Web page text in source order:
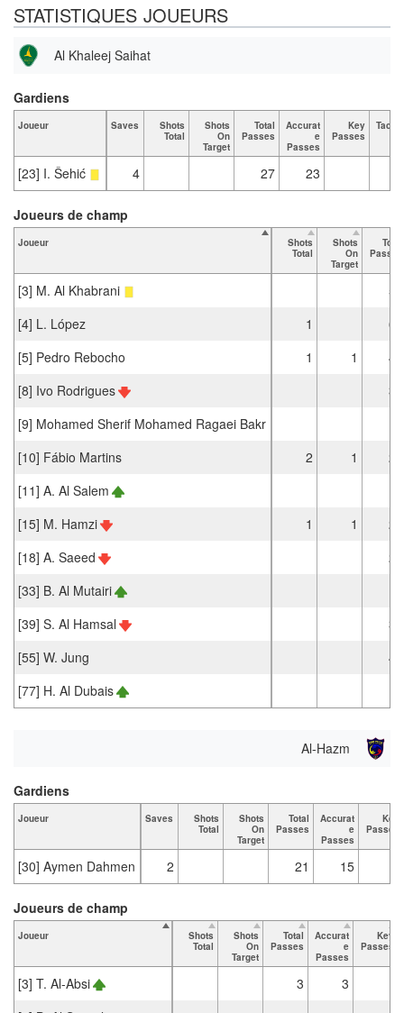
STATISTIQUES JOUEURS
Al Khaleej Saihat
Joueur Saves
Shots
Total
Shots
On
Target
Total
Passes
Accurat
e
Passes
Key
Passes
[23] I. Šehić 4 27 23
Gardiens
Joueur
Shots
Total
Shots
On
Target
Total
Passes
[3] M. Al Khabrani
55
[4] L. López
1
63
[5] Pedro Rebocho
1 1
42
[8] Ivo Rodrigues
39
[9] Mohamed Sherif Mohamed Ragaei Bakr
[10] Fábio Martins
2 1
26
[11] A. Al Salem
[15] M. Hamzi
1 1
20
[18] A. Saeed
25
[33] B. Al Mutairi
[39] S. Al Hamsal
32
[55] W. Jung
49
[77] H. Al Dubais
Joueurs de champ
Al-Hazm
Joueur Saves
Shots
Total
Shots
On
Target
Total
Passes
Accurat
e
Passes
Key
Passes
[30] Aymen Dahmen 2 21 15
Gardiens
Joueur
Shots
Total
Shots
On
Target
Total
Passes
Accurat
e
Passes
Key
Passes
[3] T. Al-Absi 3
3
Joueurs de champ